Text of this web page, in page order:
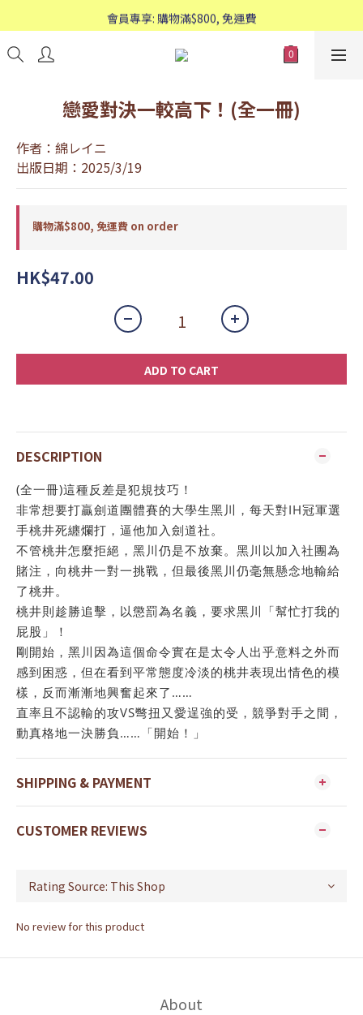
歡迎WhatsApp查詢：95588661
會員專享: 購物滿$800, 免運費
歡迎WhatsApp查詢：95588661
戀愛對決一較高下！(全一冊)
作者：綿レイニ
出版日期：2025/3/19
購物滿$800, 免運費 on order
HK$47.00
ADD TO CART
DESCRIPTION
(全一冊)這種反差是犯規技巧！
非常想要打贏劍道團體賽的大學生黑川，每天對IH冠軍選
手桃井死纏爛打，逼他加入劍道社。
不管桃井怎麼拒絕，黑川仍是不放棄。黑川以加入社團為
賭注，向桃井一對一挑戰，但最後黑川仍毫無懸念地輸給
了桃井。
桃井則趁勝追擊，以懲罰為名義，要求黑川「幫忙打我的
屁股」！
剛開始，黑川因為這個命令實在是太令人出乎意料之外而
感到困惑，但在看到平常態度冷淡的桃井表現出情色的模
樣，反而漸漸地興奮起來了……
直率且不認輸的攻VS彆扭又愛逞強的受，競爭對手之間，
動真格地一決勝負……「開始！」
SHIPPING & PAYMENT
CUSTOMER REVIEWS
No review for this product
About